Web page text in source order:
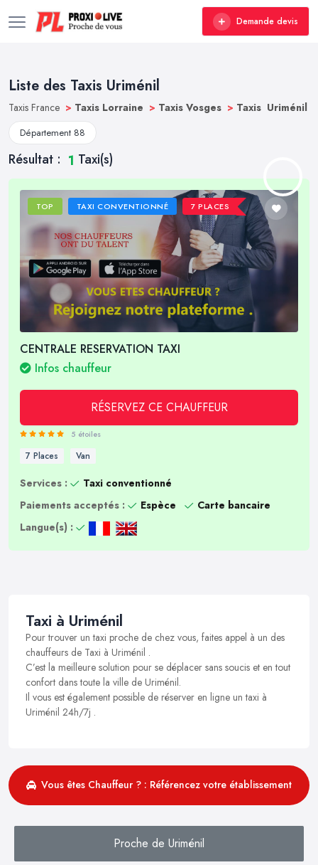
Demande devis
Liste des Taxis Uriménil
Taxis France > Taxis Lorraine > Taxis Vosges > Taxis Uriménil
Département 88
Résultat : 1 Taxi(s)
TOP TAXI CONVENTIONNÉ 7 PLACES
CENTRALE RESERVATION TAXI
Infos chauffeur
RÉSERVEZ CE CHAUFFEUR
5 étoiles
7 Places Van
Services :
Taxi conventionné
Paiements acceptés :
Espèce
Carte bancaire
Langue(s) :
Taxi à Uriménil
Pour trouver un taxi proche de chez vous, faites appel à un des
chauffeurs de Taxi à Uriménil .
C’est la meilleure solution pour se déplacer sans soucis et en tout
confort dans toute la ville de Uriménil.
Il vous est également possible de réserver en ligne un taxi à
Uriménil 24h/7j .
Vous êtes Chauffeur ? : Référencez votre établissement
Proche de Uriménil